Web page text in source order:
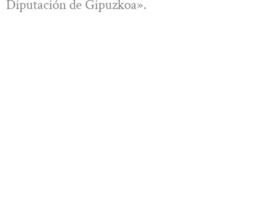
Diputación de Gipuzkoa».